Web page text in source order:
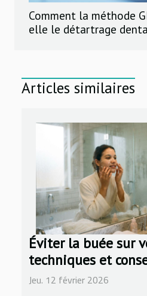
Comment la méthode
elle le détartrage
Articles similaires
Éviter la buée sur
techniques et
Jeu. 12 février 2026